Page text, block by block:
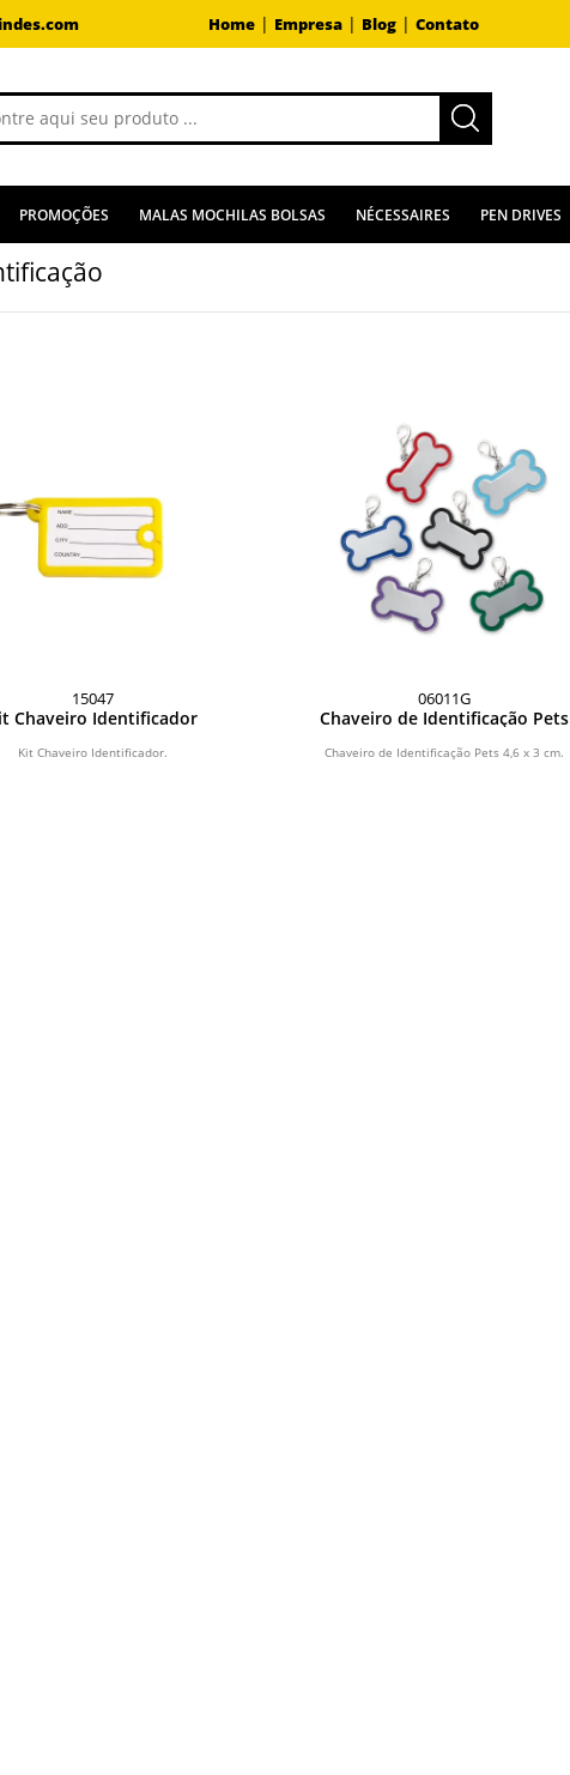
Home| Empresa| Blog| Contato
PROMOÇÕES MALAS MOCHILAS BOLSAS NÉCESSAIRES PEN DRIVES
15047
Chaveiro Identificador
Kit Chaveiro Identificador.
06011G
Chaveiro de Identificação Pets
Chaveiro de Identificação Pets 4,6 x 3 cm.